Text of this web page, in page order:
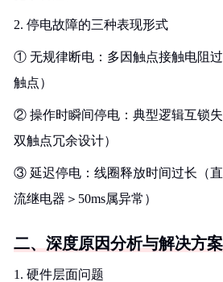
2. 停电故障的三种表现形式
① 无规律断电：多因触点接触电阻
触点）
② 操作时瞬间停电：典型逻辑互锁
双触点冗余设计）
③ 延迟停电：线圈释放时间过长（直
流继电器＞50ms属异常）
二、深度原因分析与解决方案
1. 硬件层面问题